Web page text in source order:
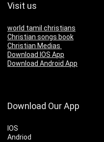
Visit us
world tamil christians
Christian songs book
Christian Medias
Download IOS App
Download Android App
Download Our App
IOS
Andriod